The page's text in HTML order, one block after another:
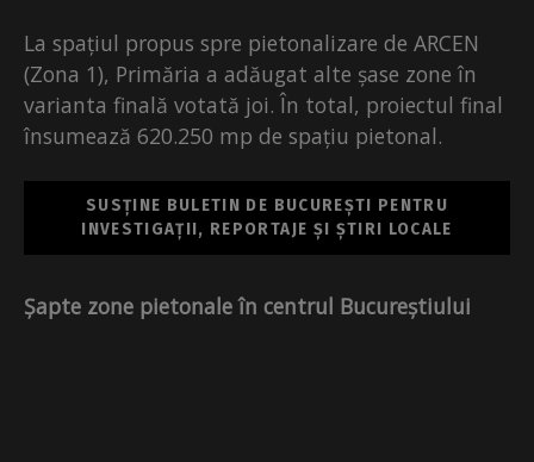
La spațiul propus spre pietonalizare de ARCEN
(Zona 1), Primăria a adăugat alte șase zone în
varianta finală votată joi. În total, proiectul final
însumează 620.250 mp de spațiu pietonal.
SUSȚINE BULETIN DE BUCUREȘTI PENTRU
INVESTIGAȚII, REPORTAJE ȘI ȘTIRI LOCALE
Șapte zone pietonale în centrul Bucureștiului